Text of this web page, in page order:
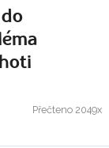
Přečteno 2049x